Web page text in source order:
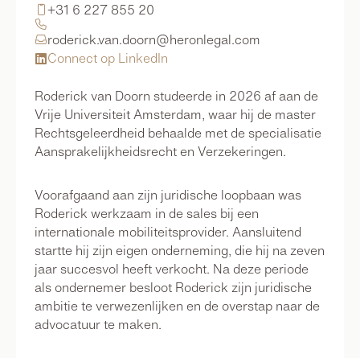
+31 6 227 855 20

roderick.van.doorn@heronlegal.com
 Connect op LinkedIn
Roderick van Doorn studeerde in 2026 af aan de
Vrije Universiteit Amsterdam, waar hij de master
Rechtsgeleerdheid behaalde met de specialisatie
Aansprakelijkheidsrecht en Verzekeringen.
Voorafgaand aan zijn juridische loopbaan was
Roderick werkzaam in de sales bij een
internationale mobiliteitsprovider. Aansluitend
startte hij zijn eigen onderneming, die hij na zeven
jaar succesvol heeft verkocht. Na deze periode
als ondernemer besloot Roderick zijn juridische
ambitie te verwezenlijken en de overstap naar de
advocatuur te maken.